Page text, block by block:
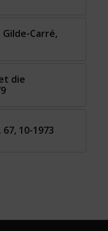
Carré,
die
10-1973